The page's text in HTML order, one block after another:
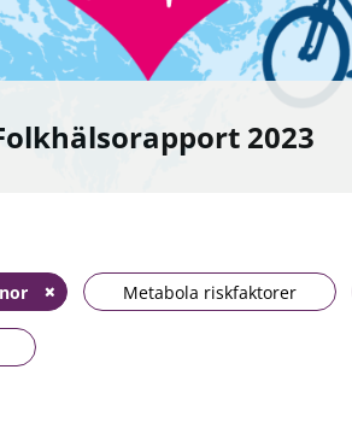
2023
Metabola riskfaktorer